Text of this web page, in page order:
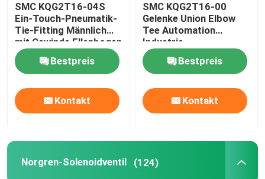
Über uns
Werksbesichtigung
Neuigkeiten
SMC KQG2T16-04S
Ein-Touch-Pneumatik-
Tie-Fitting Männlich
mit Gewinde Ellenbogen
SUS316
Bestpreis
Kontakt
SMC KQG2T16-00
Gelenke Union Elbow
Tee Automation
Industrie
Bestpreis
Kontakt
Norgren-Solenoidventil (124)